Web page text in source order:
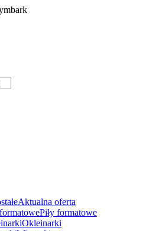
Aktualna oferta
Piły formatowe
Okleinarki